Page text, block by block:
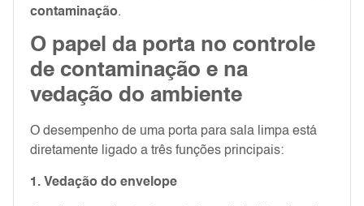
contaminação.
O papel da porta no controle
de contaminação e na
vedação do ambiente
O desempenho de uma porta para sala limpa está
diretamente ligado a três funções principais:
1. Vedação do envelope